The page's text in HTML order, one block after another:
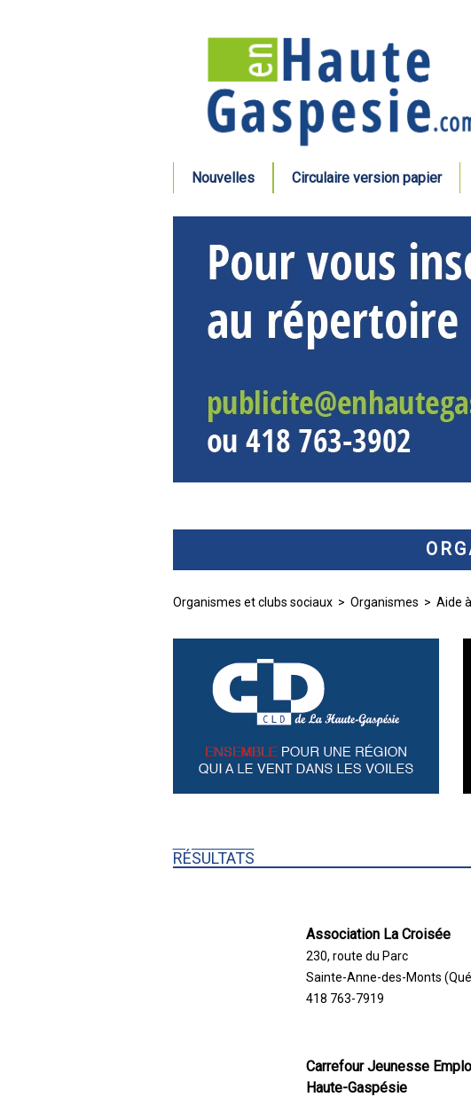
Nouvelles Circulaire version papier
Organismes et clubs sociaux> Organismes > Aide
RÉSULTATS
Association La Croisée
230, route du Parc
Sainte-Anne-des-Monts
418 763-7919
Carrefour Jeunesse
Haute-Gaspésie